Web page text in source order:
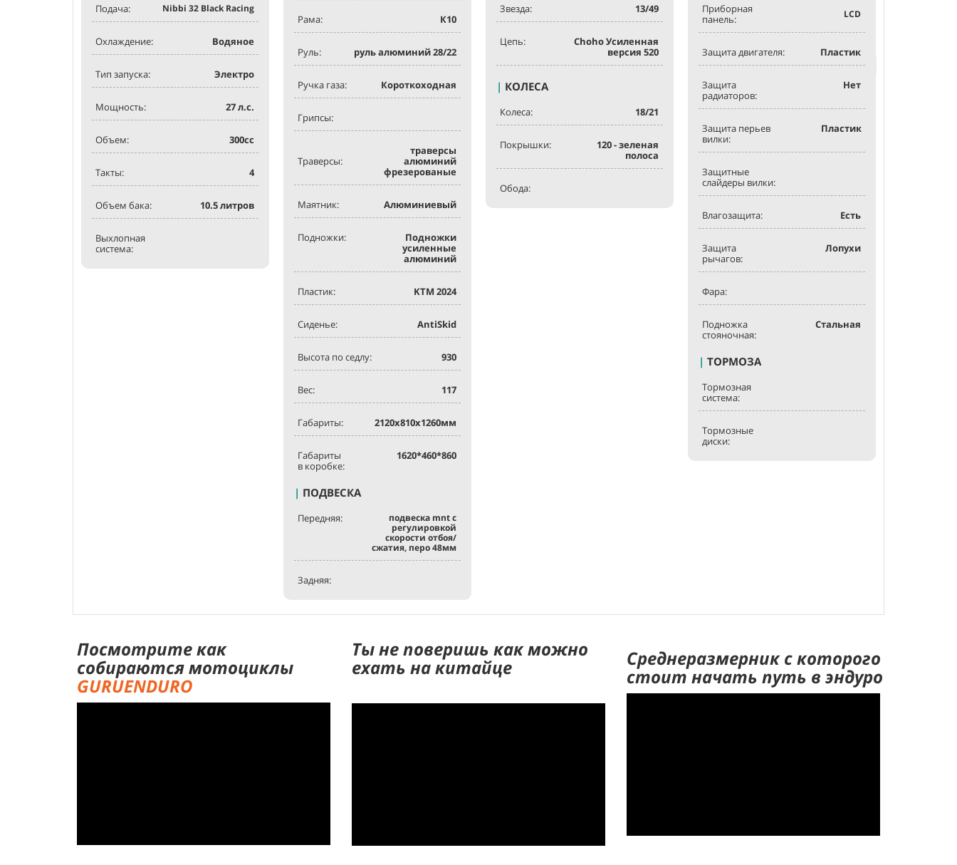
Подача: Nibbi 32 Black Racing
Охлаждение: Водяное
Тип запуска: Электро
Мощность: 27л.с.
Объем: 300сс
Такты: 4
Объем бака: 10.5литров
Выхлопная
система:
Рама: К10
Руль: руль алюминий 28/22
Ручка газа: Короткоходная
Грипсы:
Траверсы:
траверсы
алюминий
фрезерованые
Маятник: Алюминиевый
Подножки:
Подножки
усиленные
алюминий
Пластик: KTM 2024
Сиденье: AntiSkid
Высота по седлу: 930
Вес: 117
Габариты: 2120х810х1260мм
Габариты
в коробке:
1620*460*860
| ПОДВЕСКА
Передняя:
подвеска mnt с
регулировкой
скорости отбоя/
сжатия, перо 48мм
Задняя:
Звезда: 13/49
Цепь:
Choho Усиленная
версия 520
| КОЛЕСА
Колеса: 18/21
Покрышки:
120 - зеленая
полоса
Обода:
Приборная
панель:
LCD
Защита двигателя: Пластик
Защита
радиаторов:
Нет
Защита перьев
вилки:
Пластик
Защитные
слайдеры вилки:
Влагозащита: Есть
Защита
рычагов:
Лопухи
Фара:
Подножка
стояночная:
Стальная
| ТОРМОЗА
Тормозная
система:
Тормозные
диски:
Посмотрите как
собираются мотоциклы
GURUENDURO
Ты не поверишь как можно
ехать на китайце Среднеразмерник с которого
стоит начать путь в эндуро